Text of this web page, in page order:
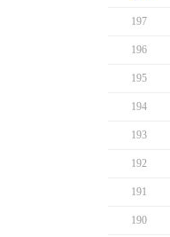
197
196
195
194
193
192
191
190